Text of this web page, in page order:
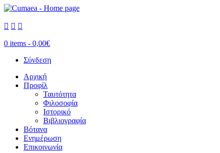
  
0 items - 0,00€
Σύνδεση
Αρχική
Προφίλ
Ταυτότητα
Φιλοσοφία
Ιστορικό
Βιβλιογραφία
Βότανα
Ενημέρωση
Επικοινωνία